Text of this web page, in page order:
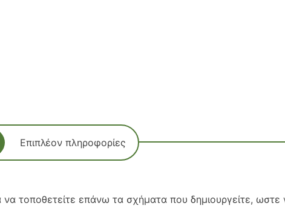
Επιπλέον πληροφορίες
τοποθετείτε επάνω τα σχήματα που δημιουργείτε,